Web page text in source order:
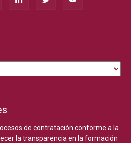
de contratación conforme a la
la transparencia en la formación